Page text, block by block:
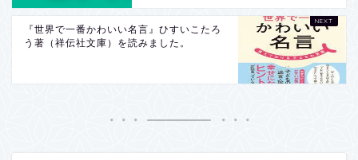
『世界で一番かわいい名言』ひすいこたろ
う著（祥伝社文庫）を読みました。